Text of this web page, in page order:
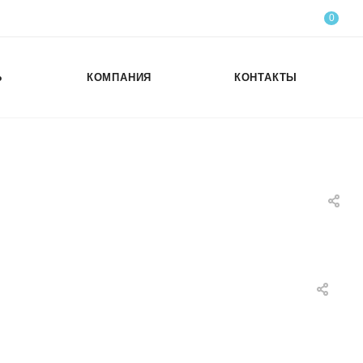
0
КОМПАНИЯ КОНТАКТЫ